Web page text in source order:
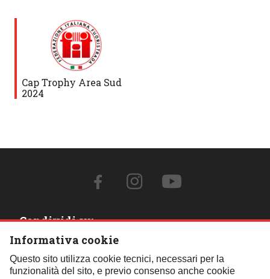
Cap Trophy Area Sud
2024
Condividi su:
Contattaci:
Informativa cookie
Questo sito utilizza cookie tecnici, necessari per la
funzionalità del sito, e previo consenso anche cookie